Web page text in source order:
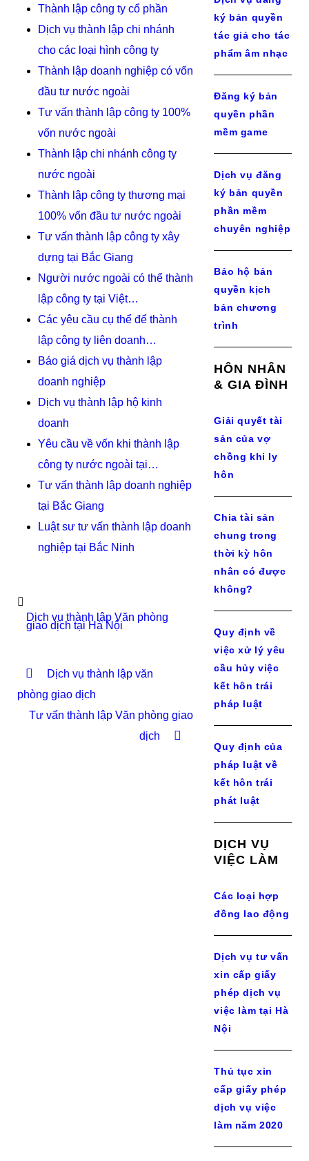
Thành lập công ty cổ phần
Dịch vụ thành lập chi nhánh
cho các loại hình công ty
Thành lập doanh nghiệp có vốn
đầu tư nước ngoài
Tư vấn thành lập công ty 100%
vốn nước ngoài
Thành lập chi nhánh công ty
nước ngoài
Thành lập công ty thương mại
100% vốn đầu tư nước ngoài
Tư vấn thành lập công ty xây
dựng tại Bắc Giang
Người nước ngoài có thể thành
lập công ty tại Việt…
Các yêu cầu cụ thể để thành
lập công ty liên doanh…
Báo giá dịch vụ thành lập
doanh nghiệp
Dịch vụ thành lập hộ kinh
doanh
Yêu cầu về vốn khi thành lập
công ty nước ngoài tại…
Tư vấn thành lập doanh nghiệp
tại Bắc Giang
Luật sư tư vấn thành lập doanh
nghiệp tại Bắc Ninh
Dịch vụ thành lập Văn phòng
giao dịch tại Hà Nội
Dịch vụ thành lập văn
phòng giao dịch
Tư vấn thành lập Văn phòng giao
dịch
ký bản quyền
tác giả cho tác
phẩm âm nhạc
Đăng ký bản
quyền phần
mềm game
Dịch vụ đăng
ký bản quyền
phần mềm
chuyên nghiệp
Bảo hộ bản
quyền kịch
bản chương
trình
HÔN NHÂN
& GIA ĐÌNH
Giải quyết tài
sản của vợ
chồng khi ly
hôn
Chia tài sản
chung trong
thời kỳ hôn
nhân có được
không?
Quy định về
việc xử lý yêu
cầu hủy việc
kết hôn trái
pháp luật
Quy định của
pháp luật về
kết hôn trái
phát luật
DỊCH VỤ
VIỆC LÀM
Các loại hợp
đồng lao động
Dịch vụ tư vấn
xin cấp giấy
phép dịch vụ
việc làm tại Hà
Nội
Thủ tục xin
cấp giấy phép
dịch vụ việc
làm năm 2020